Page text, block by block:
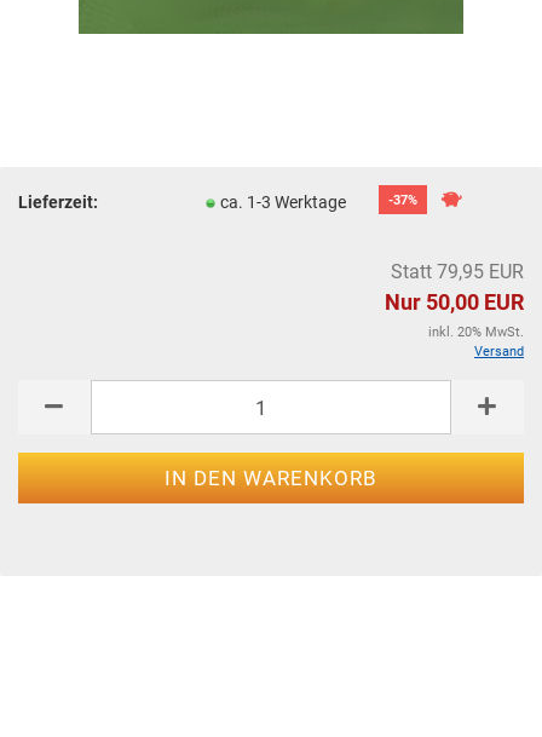
-37%
Lieferzeit: ca. 1-3 Werktage
Statt 79,95 EUR
Nur 50,00 EUR
inkl. 20% MwSt.
Versand